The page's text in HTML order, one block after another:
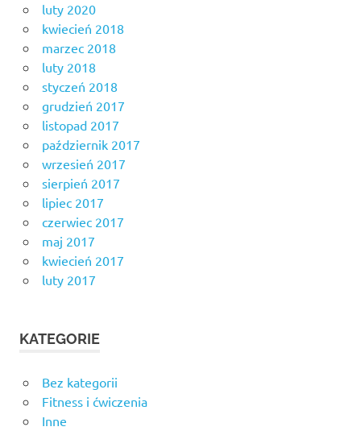
luty 2020
kwiecień 2018
marzec 2018
luty 2018
styczeń 2018
grudzień 2017
listopad 2017
październik 2017
wrzesień 2017
sierpień 2017
lipiec 2017
czerwiec 2017
maj 2017
kwiecień 2017
luty 2017
KATEGORIE
Bez kategorii
Fitness i ćwiczenia
Inne